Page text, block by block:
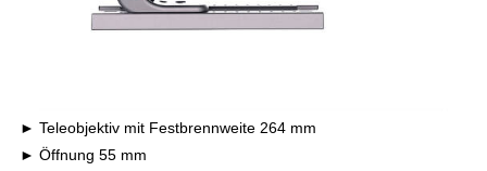
Teleobjektiv mit Festbrennweite 264 mm
Öffnung 55 mm